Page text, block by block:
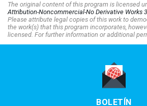
The original content of this program is licensed
Attribution-Noncommercial-No Derivative Works
Please attribute legal copies of this work to
the work(s) that this program incorporates,
licensed. For further information or additional
BOLETÍN